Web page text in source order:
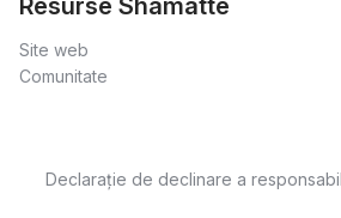
Resurse Shamatte
Site web
Comunitate
Declarație de declinare a